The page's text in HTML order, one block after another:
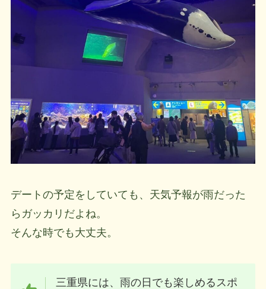
デートの予定をしていても、天気予報が雨だった
らガッカリだよね。
そんな時でも大丈夫。
三重県には、雨の日でも楽しめるスポ